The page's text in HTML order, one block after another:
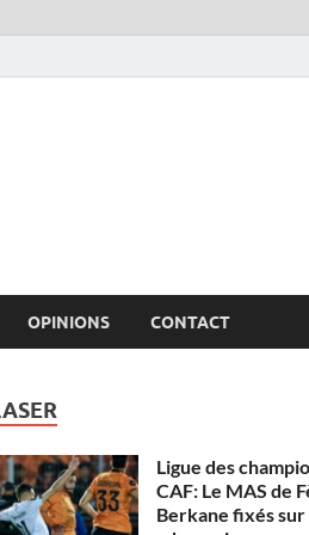
OPINIONS CONTACT
Ligue des
CAF: Le MAS de
Berkane fixés